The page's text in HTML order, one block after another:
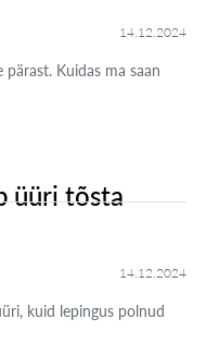
14.12.2024
Kuidas ma saan
üüri tõsta
14.12.2024
kuid lepingus polnud